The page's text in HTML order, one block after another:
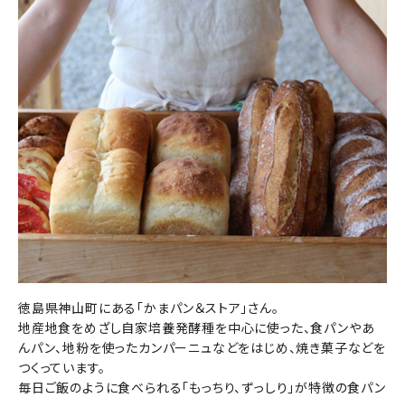
徳島県神山町にある「かまパン＆ストア」さん。
地産地食をめざし自家培養発酵種を中心に使った、食パンやあ
んパン、地粉を使ったカンパーニュなどをはじめ、焼き菓子などを
つくっています。
毎日ご飯のように食べられる「もっちり、ずっしり」が特徴の食パン